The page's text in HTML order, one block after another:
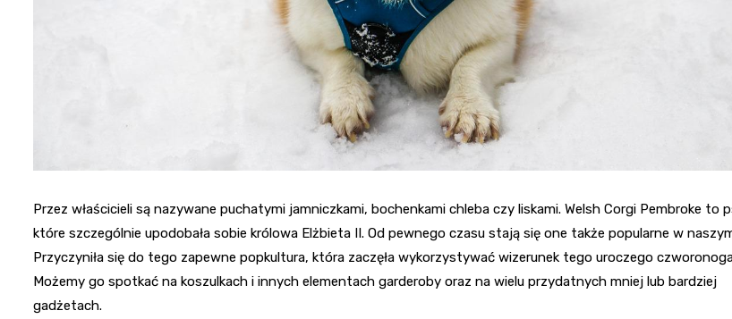
Przez właścicieli są nazywane puchatymi jamniczkami, bochenkami chleba czy liskami. Welsh Corgi Pembroke to
które szczególnie upodobała sobie królowa Elżbieta II. Od pewnego czasu stają się one także popularne w
Przyczyniła się do tego zapewne popkultura, która zaczęła wykorzystywać wizerunek tego uroczego
Możemy go spotkać na koszulkach i innych elementach garderoby oraz na wielu przydatnych mniej lub bardziej
gadżetach.